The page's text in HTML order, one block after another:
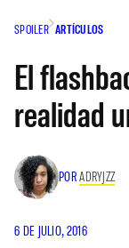
SPOILER ARTÍCULOS
El
realidad
PORADRYJZZ
6 DE JULIO, 2016